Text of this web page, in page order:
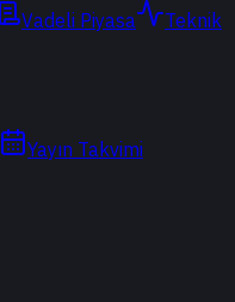
Vadeli Piyasa
Teknik
Yayın Takvimi